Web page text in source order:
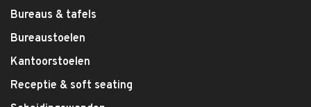
Bureaus & tafels
Bureaustoelen
Kantoorstoelen
Receptie & soft seating